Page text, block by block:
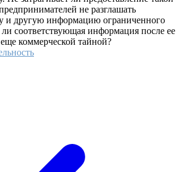
не разглашать
и другую информацию ограниченного
ли соответствующая информация после ее
коммерческой тайной?